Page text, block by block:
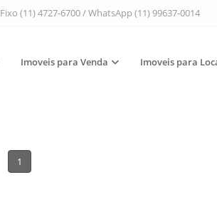
Fixo (11) 4727-6700 / WhatsApp (11) 99637-0014
Imoveis para Venda Imoveis para
1